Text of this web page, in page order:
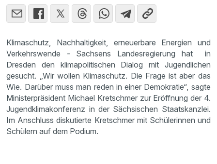
Klimaschutz, Nachhaltigkeit, erneuerbare Energien und
Verkehrswende - Sachsens Landesregierung hat in
Dresden den klimapolitischen Dialog mit Jugendlichen
gesucht. „Wir wollen Klimaschutz. Die Frage ist aber das
Wie. Darüber muss man reden in einer Demokratie“, sagte
Ministerpräsident Michael Kretschmer zur Eröffnung der 4.
Jugendklimakonferenz in der Sächsischen Staatskanzlei.
Im Anschluss diskutierte Kretschmer mit Schülerinnen und
Schülern auf dem Podium.